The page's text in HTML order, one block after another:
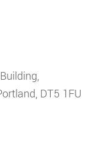
DT5 1FU